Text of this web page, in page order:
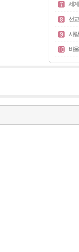
세계
선
사랑
바울